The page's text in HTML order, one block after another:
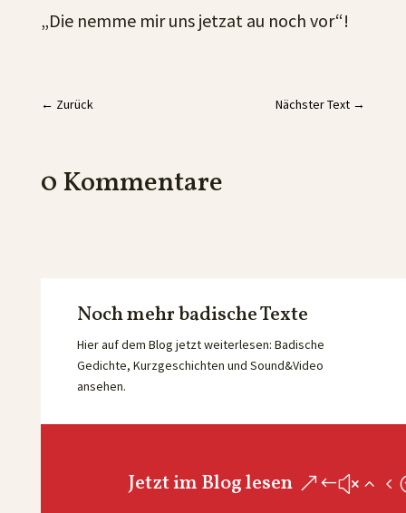
„Die nemme mir uns jetzat au noch vor“!
← Zurück Nächster Text →
0 Kommentare
Noch mehr badische Texte
Hier auf dem Blog jetzt weiterlesen: Badische
Gedichte, Kurzgeschichten und Sound&Video
ansehen.
Jetzt im Blog lesen